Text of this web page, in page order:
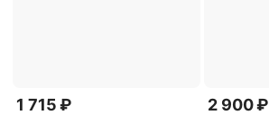
1 715 ₽ 2 900 ₽